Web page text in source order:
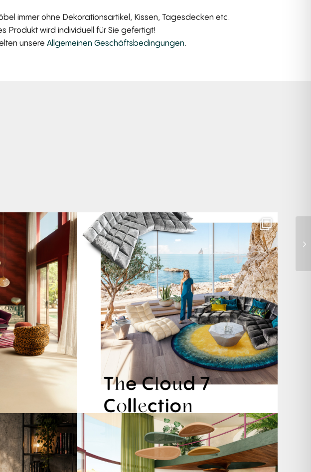
immer ohne Dekorationsartikel, Kissen, Tagesdecken etc.
Produkt wird individuell für Sie gefertigt!
unsere Allgemeinen Geschäftsbedingungen.
Afrikas. Für jeden Lieblingsplatz die passende Cloud. ☁️...
61
retreat. Take a walk on the wild side. 🐆
Anlässlich...
105 1